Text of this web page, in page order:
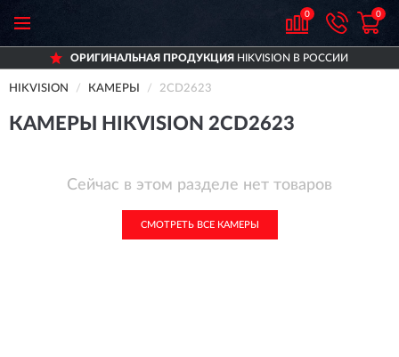
0 0
ОРИГИНАЛЬНАЯ ПРОДУКЦИЯ HIKVISION В РОССИИ
HIKVISION КАМЕРЫ 2CD2623
КАМЕРЫ HIKVISION 2CD2623
Сейчас в этом разделе нет товаров
СМОТРЕТЬ ВСЕ КАМЕРЫ